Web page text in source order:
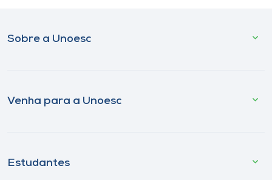
Sobre a Unoesc
Venha para a Unoesc
Estudantes